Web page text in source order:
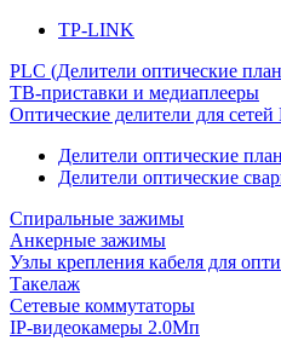
TP-LINK
PLC (Делители оптические
ТВ-приставки и медиаплееры
Оптические делители для
Делители оптические
Делители оптические
Спиральные зажимы
Анкерные зажимы
Узлы крепления кабеля для
Такелаж
Сетевые коммутаторы
IP-видеокамеры 2.0Мп